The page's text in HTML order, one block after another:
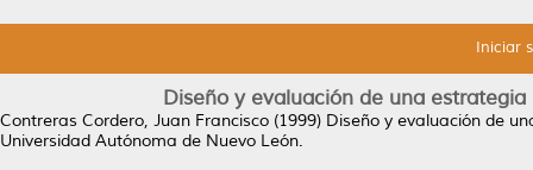
Iniciar
Diseño y evaluación de una
Contreras Cordero, Juan Francisco (1999) Diseño y evaluación de
Universidad Autónoma de Nuevo León.